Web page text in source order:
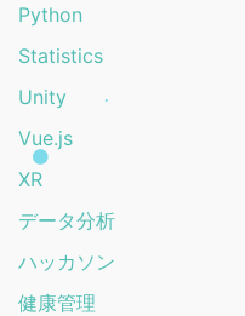
Python
Statistics
Unity
Vue.js
XR
データ分析
ハッカソン
健康管理